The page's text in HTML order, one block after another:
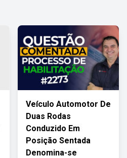
Veículo Automotor De
Duas Rodas
Conduzido Em
Posição Sentada
Denomina-se